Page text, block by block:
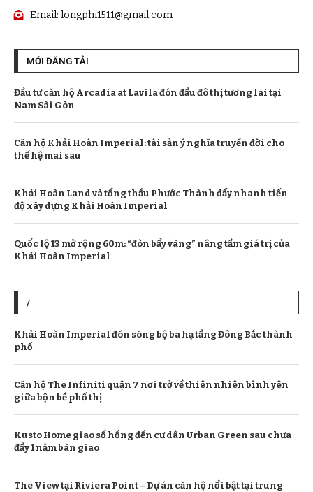
Email: longphi1511@gmail.com
MỚI ĐĂNG TẢI
Đầu tư căn hộ Arcadia at Lavila đón đầu đô thị tương lai tại
Nam Sài Gòn
Căn hộ Khải Hoàn Imperial: tài sản ý nghĩa truyền đời cho
thế hệ mai sau
Khải Hoàn Land và tổng thầu Phước Thành đẩy nhanh tiến
độ xây dựng Khải Hoàn Imperial
Quốc lộ 13 mở rộng 60m: “đòn bẩy vàng” nâng tầm giá trị của
Khải Hoàn Imperial
/
Khải Hoàn Imperial đón sóng bộ ba hạ tầng Đông Bắc thành
phố
Căn hộ The Infiniti quận 7 nơi trở về thiên nhiên bình yên
giữa bộn bề phố thị
Kusto Home giao sổ hồng đến cư dân Urban Green sau chưa
đầy 1 năm bàn giao
The View tại Riviera Point – Dự án căn hộ nổi bật tại trung